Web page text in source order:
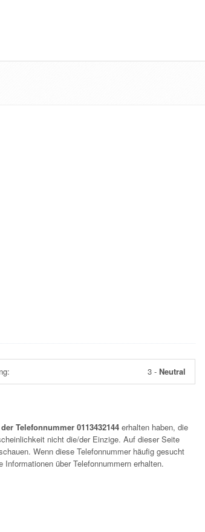
3- Neutral
der Telefonnummer 0113432144 erhalten haben, die
nicht die/der Einzige. Auf dieser Seite
Wenn diese Telefonnummer häufig gesucht
Informationen über Telefonnummern erhalten.